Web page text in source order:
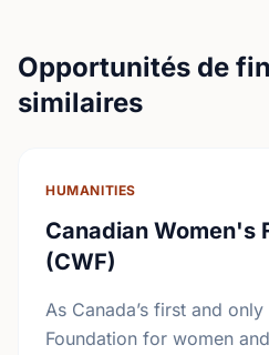
Opportunités de
similaires
HUMANITIES
Canadian Women's
(CWF)
As Canada’s first and
Foundation for women